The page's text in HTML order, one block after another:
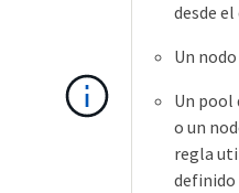
desde el
Un
Un pool
o un
regla
definido